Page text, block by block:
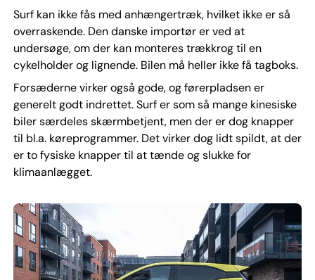
Surf kan ikke fås med anhængertræk, hvilket ikke er så
overraskende. Den danske importør er ved at
undersøge, om der kan monteres trækkrog til en
cykelholder og lignende. Bilen må heller ikke få tagboks.
Forsæderne virker også gode, og førerpladsen er
generelt godt indrettet. Surf er som så mange kinesiske
biler særdeles skærmbetjent, men der er dog knapper
til bl.a. køreprogrammer. Det virker dog lidt spildt, at der
er to fysiske knapper til at tænde og slukke for
klimaanlægget.